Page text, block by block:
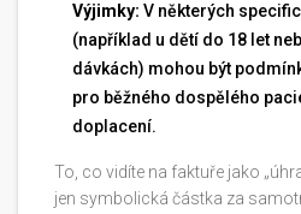
Výjimky: V některých
(například u dětí do 18 let
dávkách) mohou být
pro běžného dospělého
doplacení.
To, co vidíte na faktuře jako
jen symbolická částka za